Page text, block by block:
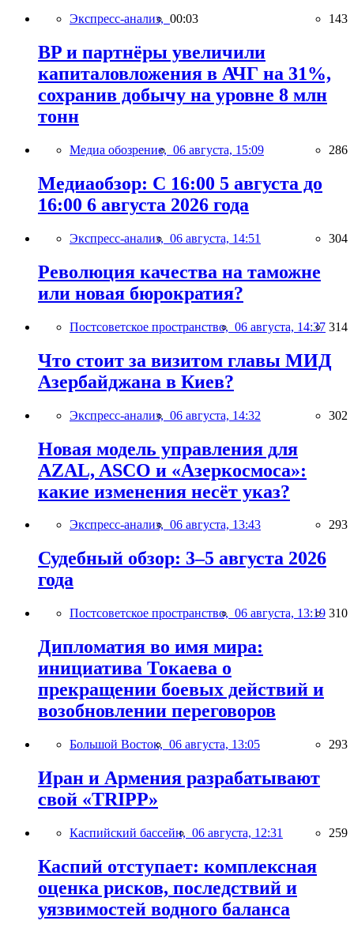
Экспресс-анализ, 00:03 143
BP и партнёры увеличили
капиталовложения в АЧГ на 31%,
сохранив добычу на уровне 8 млн
тонн
Медиа обозрение, 06 августа, 15:09 286
Медиаобзор: С 16:00 5 августа до
16:00 6 августа 2026 года
Экспресс-анализ, 06 августа, 14:51 304
Революция качества на таможне
или новая бюрократия?
Постсоветское пространство, 06 августа, 14:37 314
Что стоит за визитом главы МИД
Азербайджана в Киев?
Экспресс-анализ, 06 августа, 14:32 302
Новая модель управления для
AZAL, ASCO и «Азеркосмоса»:
какие изменения несёт указ?
Экспресс-анализ, 06 августа, 13:43 293
Судебный обзор: 3–5 августа 2026
года
Постсоветское пространство, 06 августа, 13:19 310
Дипломатия во имя мира:
инициатива Токаева о
прекращении боевых действий и
возобновлении переговоров
Большой Восток, 06 августа, 13:05 293
Иран и Армения разрабатывают
свой «TRIPP»
Каспийский бассейн, 06 августа, 12:31 259
Каспий отступает: комплексная
оценка рисков, последствий и
уязвимостей водного баланса